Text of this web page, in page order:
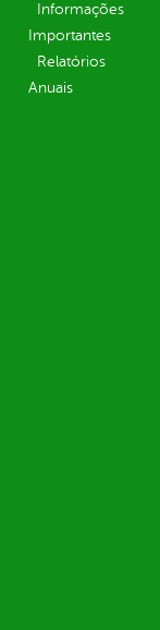
Informações
Importantes
Relatórios
Anuais